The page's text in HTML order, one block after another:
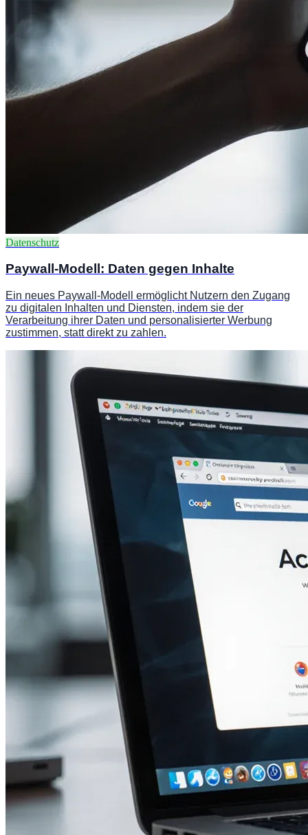
Datenschutz
Paywall-Modell: Daten gegen Inhalte
Ein neues Paywall-Modell ermöglicht Nutzern den Zugang
zu digitalen Inhalten und Diensten, indem sie der
Verarbeitung ihrer Daten und personalisierter Werbung
zustimmen, statt direkt zu zahlen.